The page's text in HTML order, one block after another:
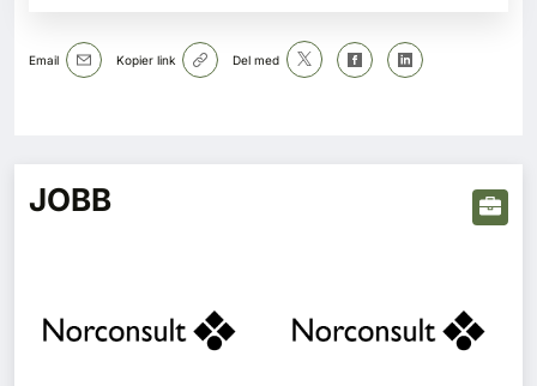
Email Kopier link Del med
JOBB